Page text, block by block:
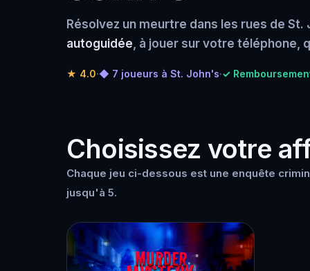
Résolvez un meurtre dans les rues de St.
autoguidée, à jouer sur votre téléphone,
★ 4.0·◆ 7 joueurs à St. John's·✓
Choisissez votre
Chaque jeu ci-dessous est une enquête
jusqu'à 5.